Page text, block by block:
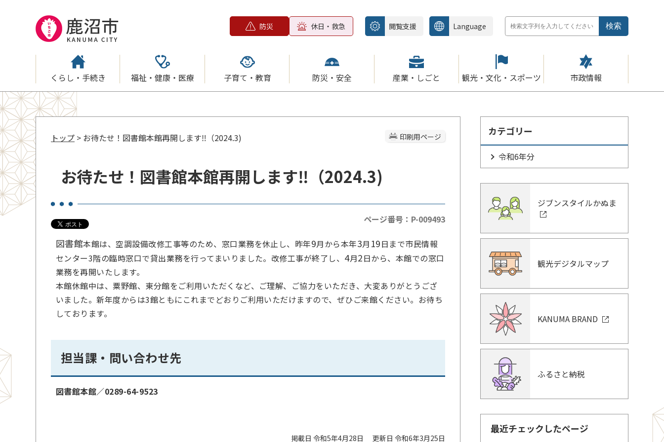
防災 休日・救急 閲覧支援 Language
くらし・手続き 福祉・健康・医療 子育て・教育 防災・安全 産業・しごと 観光・文化・スポーツ 市政情報
印刷用ページ
トップ > お待たせ！図書館本館再開します‼（2024.3)
お待たせ！図書館本館再開します‼（2024.3)
ページ番号：P-009493
図書館本館は、空調設備改修工事等のため、窓口業務を休止し、昨年9月から本年3月 19日まで市民情報
センター3階の臨時窓口で貸出業務を行ってまいりました。改修工事が終了し、 4月2日から、本館での窓口
業務を再開いたします。
本館休館中は、粟野館、東分館をご利用いただくなど、ご理解、ご協力をいただき、大変ありがとうござ
いました。新年度からは3館ともにこれまでどおりご利用いただけますので、ぜひご来館ください。お待ち
しております。
担当課・問い合わせ先
図書館本館／0289-64-9523
掲載日 令和5年4月28日 更新日 令和6年3月25日
カテゴリー
令和6年分
ジブンスタイルかぬま
観光デジタルマップ
KANUMA BRAND
ふるさと納税
最近チェックしたページ